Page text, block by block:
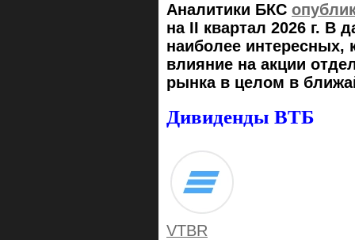
Аналитики БКС
на II квартал 2026 г. В
наиболее интересных,
влияние на акции
рынка в целом в
Дивиденды ВТБ
VTBR